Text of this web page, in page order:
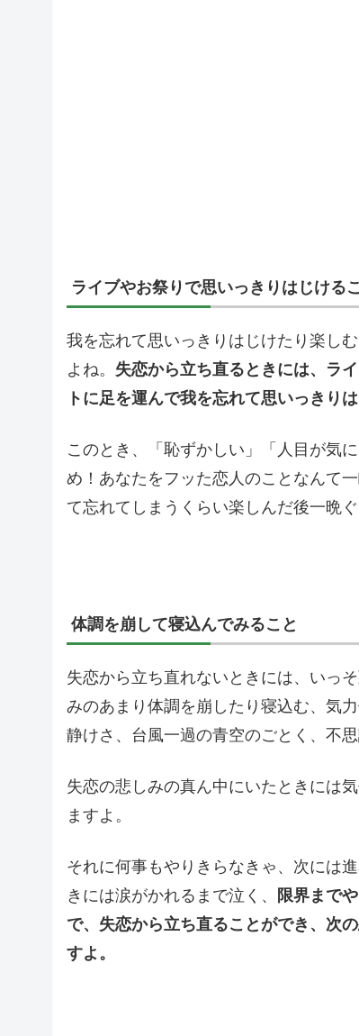
ライブやお祭りで思いっきりはじける
我を忘れて思いっきりはじけたり楽し
よね。 失恋から立ち直るときには、ラ
トに足を運んで我を忘れて思いっきり
このとき、「恥ずかしい」「人目が気
め！あなたをフッた恋人のことなんて
て忘れてしまうくらい楽しんだ後一晩
体調を崩して寝込んでみること
失恋から立ち直れないときには、いっ
みのあまり体調を崩したり寝込む、気
静けさ、台風一過の青空のごとく、不
失恋の悲しみの真ん中にいたときには
ますよ。
それに何事もやりきらなきゃ、次には
きには涙がかれるまで泣く、
限界まで
で、失恋から立ち直ることができ、次
すよ。